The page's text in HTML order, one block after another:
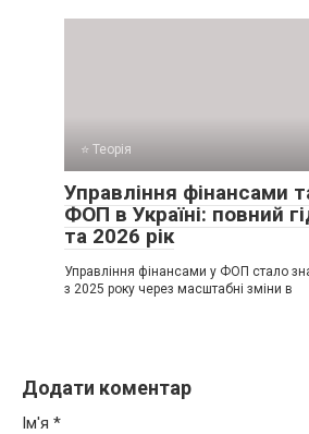
⭐ Теорія
Управління фінансами
ФОП в Україні: повний
та 2026 рік
Управління фінансами у ФОП стало
з 2025 року через масштабні зміни в
Додати коментар
Ім'я *